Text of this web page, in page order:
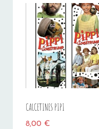
CALCETINES PIPI
8,00 €